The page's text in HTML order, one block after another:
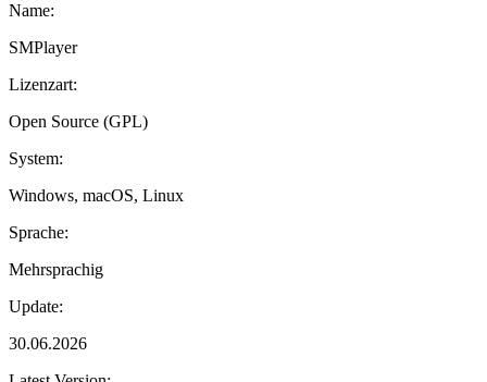
Name:
SMPlayer
Lizenzart:
Open Source (GPL)
System:
Windows, macOS, Linux
Sprache:
Mehrsprachig
Update:
30.06.2026